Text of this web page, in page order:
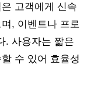
고객에게 신속
, 이벤트나 프로
. 사용자는 짧은
수 있어 효율성